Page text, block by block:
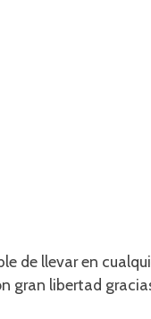
de llevar en
gran libertad